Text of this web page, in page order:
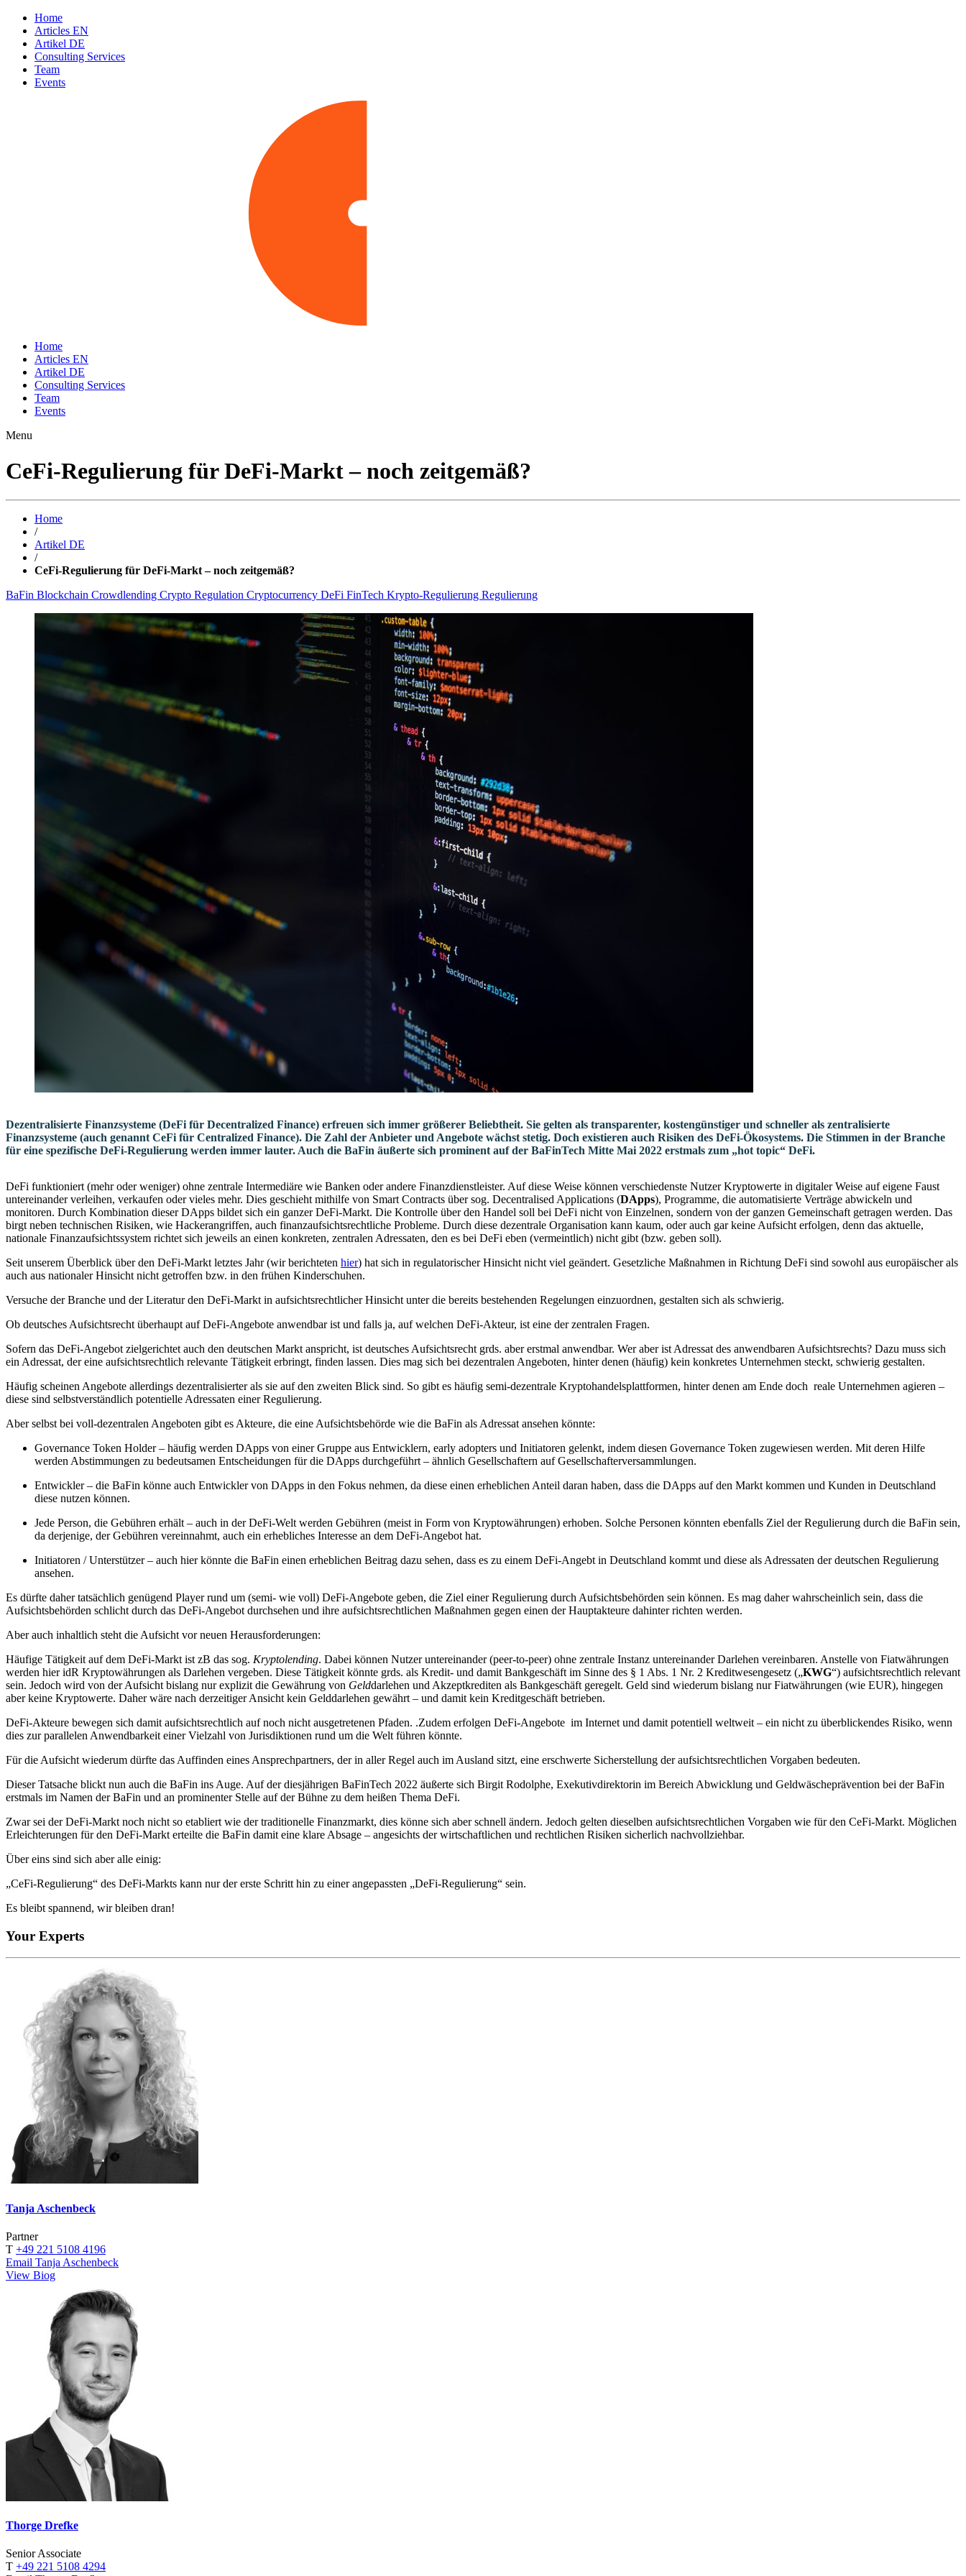
Home
Articles EN
Artikel DE
Consulting Services
Team
Events
Home
Articles EN
Artikel DE
Consulting Services
Team
Events
Menu
CeFi-Regulierung für DeFi-Markt – noch zeitgemäß?
Home
/
Artikel DE
/
CeFi-Regulierung für DeFi-Markt – noch zeitgemäß?
BaFin Blockchain Crowdlending Crypto Regulation Cryptocurrency DeFi FinTech Krypto-Regulierung Regulierung
Dezentralisierte Finanzsysteme (DeFi für Decentralized Finance) erfreuen sich immer größerer Beliebtheit. Sie gelten als transparenter, kostengünstiger und schneller als zentralisierte
Finanzsysteme (auch genannt CeFi für Centralized Finance). Die Zahl der Anbieter und Angebote wächst stetig. Doch existieren auch Risiken des DeFi-Ökosystems. Die Stimmen in der Branche
für eine spezifische DeFi-Regulierung werden immer lauter. Auch die BaFin äußerte sich prominent auf der BaFinTech Mitte Mai 2022 erstmals zum „hot topic“ DeFi.
DeFi funktioniert (mehr oder weniger) ohne zentrale Intermediäre wie Banken oder andere Finanzdienstleister. Auf diese Weise können verschiedenste Nutzer Kryptowerte in digitaler Weise auf eigene Faust
untereinander verleihen, verkaufen oder vieles mehr. Dies geschieht mithilfe von Smart Contracts über sog. Decentralised Applications (DApps), Programme, die automatisierte Verträge abwickeln und
monitoren. Durch Kombination dieser DApps bildet sich ein ganzer DeFi-Markt. Die Kontrolle über den Handel soll bei DeFi nicht von Einzelnen, sondern von der ganzen Gemeinschaft getragen werden. Das
birgt neben technischen Risiken, wie Hackerangriffen, auch finanzaufsichtsrechtliche Probleme. Durch diese dezentrale Organisation kann kaum, oder auch gar keine Aufsicht erfolgen, denn das aktuelle,
nationale Finanzaufsichtssystem richtet sich jeweils an einen konkreten, zentralen Adressaten, den es bei DeFi eben (vermeintlich) nicht gibt (bzw. geben soll).
Seit unserem Überblick über den DeFi-Markt letztes Jahr (wir berichteten hier) hat sich in regulatorischer Hinsicht nicht viel geändert. Gesetzliche Maßnahmen in Richtung DeFi sind sowohl aus europäischer als
auch aus nationaler Hinsicht nicht getroffen bzw. in den frühen Kinderschuhen.
Versuche der Branche und der Literatur den DeFi-Markt in aufsichtsrechtlicher Hinsicht unter die bereits bestehenden Regelungen einzuordnen, gestalten sich als schwierig.
Ob deutsches Aufsichtsrecht überhaupt auf DeFi-Angebote anwendbar ist und falls ja, auf welchen DeFi-Akteur, ist eine der zentralen Fragen.
Sofern das DeFi-Angebot zielgerichtet auch den deutschen Markt anspricht, ist deutsches Aufsichtsrecht grds. aber erstmal anwendbar. Wer aber ist Adressat des anwendbaren Aufsichtsrechts? Dazu muss sich
ein Adressat, der eine aufsichtsrechtlich relevante Tätigkeit erbringt, finden lassen. Dies mag sich bei dezentralen Angeboten, hinter denen (häufig) kein konkretes Unternehmen steckt, schwierig gestalten.
Häufig scheinen Angebote allerdings dezentralisierter als sie auf den zweiten Blick sind. So gibt es häufig semi-dezentrale Kryptohandelsplattformen, hinter denen am Ende doch reale Unternehmen agieren –
diese sind selbstverständlich potentielle Adressaten einer Regulierung.
Aber selbst bei voll-dezentralen Angeboten gibt es Akteure, die eine Aufsichtsbehörde wie die BaFin als Adressat ansehen könnte:
Governance Token Holder – häufig werden DApps von einer Gruppe aus Entwicklern, early adopters und Initiatoren gelenkt, indem diesen Governance Token zugewiesen werden. Mit deren Hilfe
werden Abstimmungen zu bedeutsamen Entscheidungen für die DApps durchgeführt – ähnlich Gesellschaftern auf Gesellschafterversammlungen.
Entwickler – die BaFin könne auch Entwickler von DApps in den Fokus nehmen, da diese einen erheblichen Anteil daran haben, dass die DApps auf den Markt kommen und Kunden in Deutschland
diese nutzen können.
Jede Person, die Gebühren erhält – auch in der DeFi-Welt werden Gebühren (meist in Form von Kryptowährungen) erhoben. Solche Personen könnten ebenfalls Ziel der Regulierung durch die BaFin sein,
da derjenige, der Gebühren vereinnahmt, auch ein erhebliches Interesse an dem DeFi-Angebot hat.
Initiatoren / Unterstützer – auch hier könnte die BaFin einen erheblichen Beitrag dazu sehen, dass es zu einem DeFi-Angebt in Deutschland kommt und diese als Adressaten der deutschen Regulierung
ansehen.
Es dürfte daher tatsächlich genügend Player rund um (semi- wie voll) DeFi-Angebote geben, die Ziel einer Regulierung durch Aufsichtsbehörden sein können. Es mag daher wahrscheinlich sein, dass die
Aufsichtsbehörden schlicht durch das DeFi-Angebot durchsehen und ihre aufsichtsrechtlichen Maßnahmen gegen einen der Hauptakteure dahinter richten werden.
Aber auch inhaltlich steht die Aufsicht vor neuen Herausforderungen:
Häufige Tätigkeit auf dem DeFi-Markt ist zB das sog. Kryptolending. Dabei können Nutzer untereinander (peer-to-peer) ohne zentrale Instanz untereinander Darlehen vereinbaren. Anstelle von Fiatwährungen
werden hier idR Kryptowährungen als Darlehen vergeben. Diese Tätigkeit könnte grds. als Kredit- und damit Bankgeschäft im Sinne des § 1 Abs. 1 Nr. 2 Kreditwesengesetz („KWG“) aufsichtsrechtlich relevant
sein. Jedoch wird von der Aufsicht bislang nur explizit die Gewährung von Gelddarlehen und Akzeptkrediten als Bankgeschäft geregelt. Geld sind wiederum bislang nur Fiatwährungen (wie EUR), hingegen
aber keine Kryptowerte. Daher wäre nach derzeitiger Ansicht kein Gelddarlehen gewährt – und damit kein Kreditgeschäft betrieben.
DeFi-Akteure bewegen sich damit aufsichtsrechtlich auf noch nicht ausgetretenen Pfaden. .Zudem erfolgen DeFi-Angebote im Internet und damit potentiell weltweit – ein nicht zu überblickendes Risiko, wenn
dies zur parallelen Anwendbarkeit einer Vielzahl von Jurisdiktionen rund um die Welt führen könnte.
Für die Aufsicht wiederum dürfte das Auffinden eines Ansprechpartners, der in aller Regel auch im Ausland sitzt, eine erschwerte Sicherstellung der aufsichtsrechtlichen Vorgaben bedeuten.
Dieser Tatsache blickt nun auch die BaFin ins Auge. Auf der diesjährigen BaFinTech 2022 äußerte sich Birgit Rodolphe, Exekutivdirektorin im Bereich Abwicklung und Geldwäscheprävention bei der BaFin
erstmals im Namen der BaFin und an prominenter Stelle auf der Bühne zu dem heißen Thema DeFi.
Zwar sei der DeFi-Markt noch nicht so etabliert wie der traditionelle Finanzmarkt, dies könne sich aber schnell ändern. Jedoch gelten dieselben aufsichtsrechtlichen Vorgaben wie für den CeFi-Markt. Möglichen
Erleichterungen für den DeFi-Markt erteilte die BaFin damit eine klare Absage – angesichts der wirtschaftlichen und rechtlichen Risiken sicherlich nachvollziehbar.
Über eins sind sich aber alle einig:
„CeFi-Regulierung“ des DeFi-Markts kann nur der erste Schritt hin zu einer angepassten „DeFi-Regulierung“ sein.
Es bleibt spannend, wir bleiben dran!
Your Experts
Tanja Aschenbeck
Partner
T +49 221 5108 4196
Email Tanja Aschenbeck
View Biog
Thorge Drefke
Senior Associate
T +49 221 5108 4294